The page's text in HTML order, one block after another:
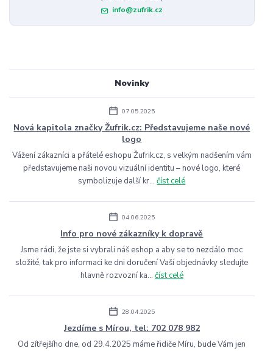
info@zufrik.cz
Novinky
07.05.2025
Nová kapitola značky Žufrik.cz: Představujeme naše nové
logo
Vážení zákazníci a přátelé eshopu Žufrik.cz, s velkým nadšením vám
představujeme naši novou vizuální identitu – nové logo, které
symbolizuje další kr...číst celé
04.06.2025
Info pro nové zákazníky k dopravě
Jsme rádi, že jste si vybrali náš eshop a aby se to nezdálo moc
složité, tak pro informaci ke dni doručení Vaší objednávky sledujte
hlavně rozvozní ka... číst celé
28.04.2025
Jezdíme s Mírou, tel: 702 078 982
Od zítřejšího dne, od 29.4.2025 máme řidiče Míru, bude Vám jen